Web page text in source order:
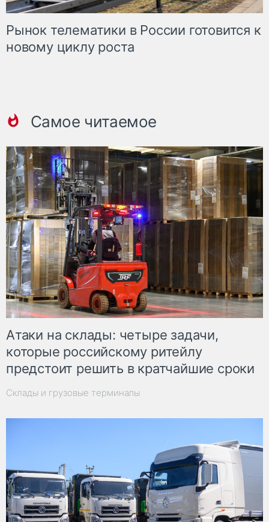
Рынок телематики в России готовится к
новому циклу роста
Самое читаемое
Атаки на склады: четыре задачи,
которые российскому ритейлу
предстоит решить в кратчайшие сроки
Склады и грузовые терминалы